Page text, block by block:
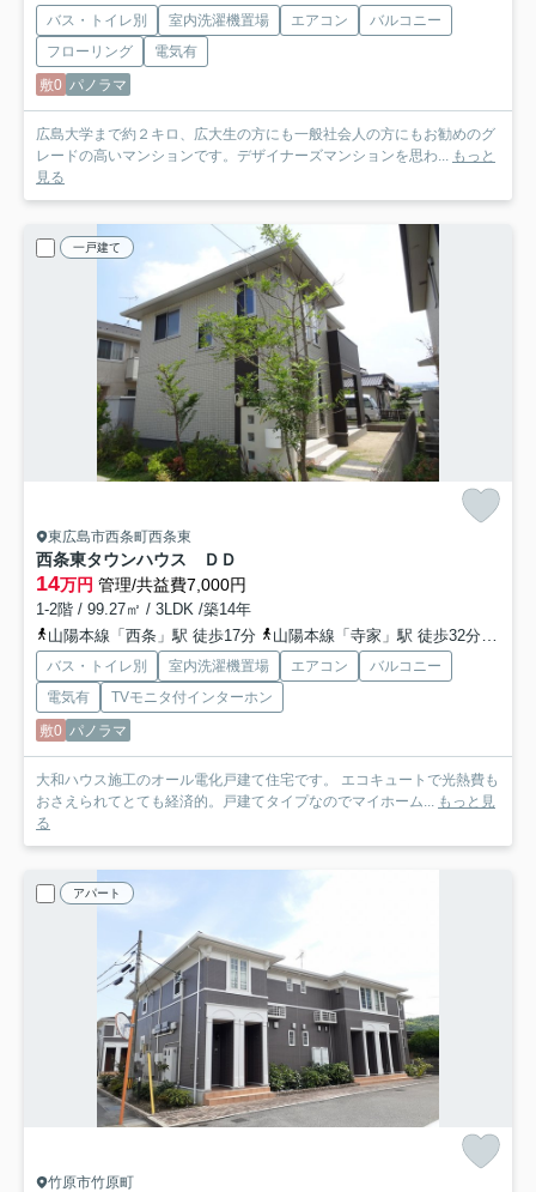
バス・トイレ別 室内洗濯機置場 エアコン
バルコニー
フローリング
電気有
敷0 パノラマ
広島大学まで約２キロ、広大生の方にも一般社会人の方にもお勧めのグ
レードの高いマンションです。デザイナーズマンションを思わ...
もっと
見る
一戸建て
東広島市西条町西条東
西条東タウンハウス Ｄ Ｄ
14万円 管理/共益費7,000円
1-2階 / 99.27㎡ / 3LDK /築14年
山陽本線「西条」駅 徒歩17分
山陽本線「寺家」駅 徒歩32分
バス・トイレ別 室内洗濯機置場 エアコン
バルコニー
電気有
TVモニタ付インターホン
敷0 パノラマ
大和ハウス施工のオール電化戸建て住宅です。 エコキュートで光熱費も
おさえられてとても経済的。戸建てタイプなのでマイホーム...
もっと見
る
アパート
竹原市竹原町